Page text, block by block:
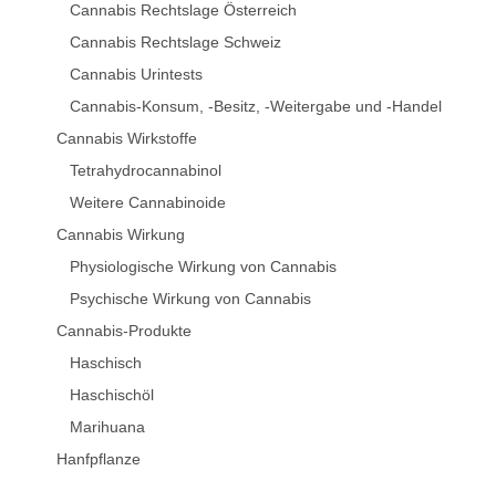
Cannabis Rechtslage Österreich
Cannabis Rechtslage Schweiz
Cannabis Urintests
Cannabis-Konsum, -Besitz, -Weitergabe und -Handel
Cannabis Wirkstoffe
Tetrahydrocannabinol
Weitere Cannabinoide
Cannabis Wirkung
Physiologische Wirkung von Cannabis
Psychische Wirkung von Cannabis
Cannabis-Produkte
Haschisch
Haschischöl
Marihuana
Hanfpflanze